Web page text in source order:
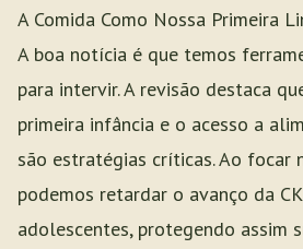
A Comida Como Nossa Primeira
A boa notícia é que temos
para intervir. A revisão destaca
primeira infância e o acesso a
são estratégias críticas. Ao focar
podemos retardar o avanço da
adolescentes, protegendo assim